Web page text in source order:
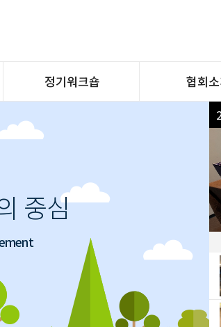
정기워크숍 협회
Kautm
회원
특별
가입안
조직도/
중심